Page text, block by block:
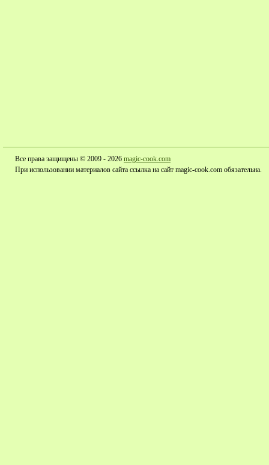
Все права защищены © 2009 - 2026 magic-cook.com
При использовании материалов сайта ссылка на сайт magic-cook.com обязательна.